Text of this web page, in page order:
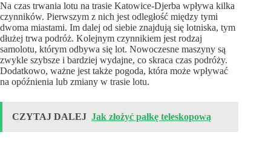
Na czas trwania lotu na trasie Katowice-Djerba wpływa kilka
czynników. Pierwszym z nich jest odległość między tymi
dwoma miastami. Im dalej od siebie znajdują się lotniska, tym
dłużej trwa podróż. Kolejnym czynnikiem jest rodzaj
samolotu, którym odbywa się lot. Nowoczesne maszyny są
zwykle szybsze i bardziej wydajne, co skraca czas podróży.
Dodatkowo, ważne jest także pogoda, która może wpływać
na opóźnienia lub zmiany w trasie lotu.
CZYTAJ DALEJ Jak złożyć pałkę teleskopową